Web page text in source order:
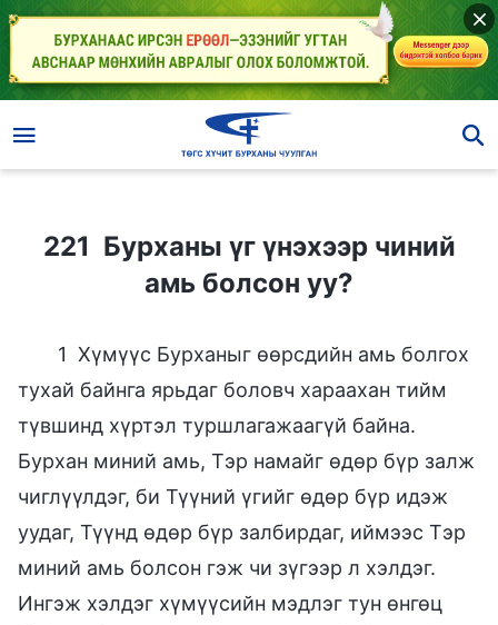
221 Бурханы үг үнэхээр чиний амь болсон уу?
221 Бурханы үг үнэхээр чиний
амь болсон уу?
1 Хүмүүс Бурханыг өөрсдийн амь болгох
тухай байнга ярьдаг боловч хараахан тийм
түвшинд хүртэл туршлагажаагүй байна.
Бурхан миний амь, Тэр намайг өдөр бүр залж
чиглүүлдэг, би Түүний үгийг өдөр бүр идэж
уудаг, Түүнд өдөр бүр залбирдаг, иймээс Тэр
миний амь болсон гэж чи зүгээр л хэлдэг.
Ингэж хэлдэг хүмүүсийн мэдлэг тун өнгөц